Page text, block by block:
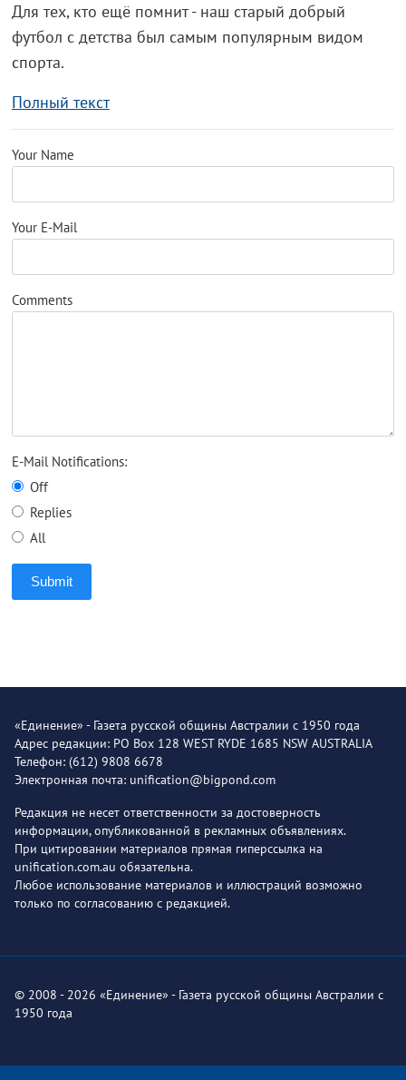
Для тех, кто ещё помнит - наш старый добрый
футбол с детства был самым популярным видом
спорта.
Полный текст
Your Name
Your E-Mail
Comments
E-Mail Notifications:
Off
Replies
All
Submit
«Единение» - Газета русской общины Австралии с 1950 года
Адрес редакции: PO Box 128 WEST RYDE 1685 NSW AUSTRALIA
Телефон: (612) 9808 6678
Электронная почта: unification@bigpond.com
Редакция не несет ответственности за достоверность
информации, опубликованной в рекламных объявлениях.
При цитировании материалов прямая гиперссылка на
unification.com.au обязательна.
Любое использование материалов и иллюстраций возможно
только по согласованию с редакцией.
© 2008 - 2026 «Единение» - Газета русской общины Австралии с
1950 года